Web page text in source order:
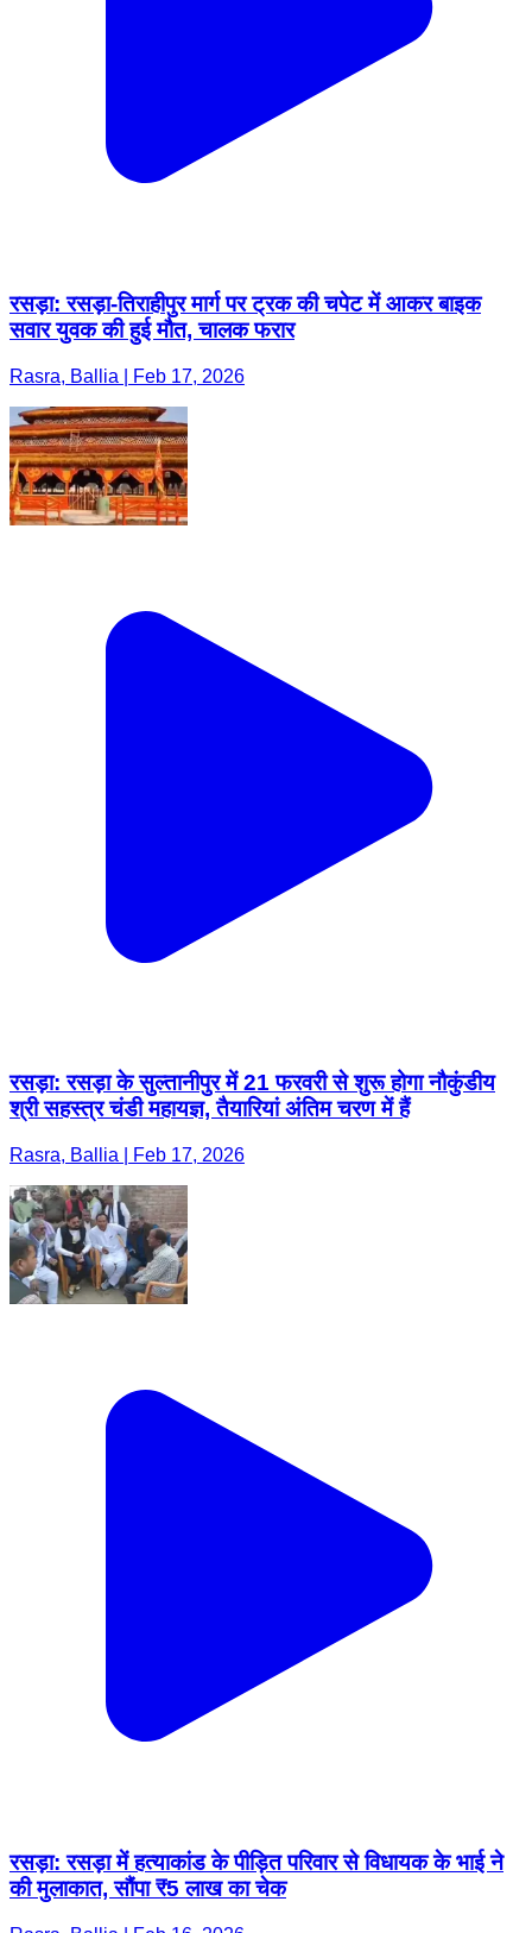
रसड़ा: रसड़ा-तिराहीपुर मार्ग पर ट्रक की चपेट में आकर बाइक
सवार युवक की हुई मौत, चालक फरार
Rasra, Ballia | Feb 17, 2026
रसड़ा: रसड़ा के सुल्तानीपुर में 21 फरवरी से शुरू होगा नौकुंडीय
श्री सहस्त्र चंडी महायज्ञ, तैयारियां अंतिम चरण में हैं
Rasra, Ballia | Feb 17, 2026
रसड़ा: रसड़ा में हत्याकांड के पीड़ित परिवार से विधायक के भाई ने
की मुलाकात, सौंपा ₹5 लाख का चेक